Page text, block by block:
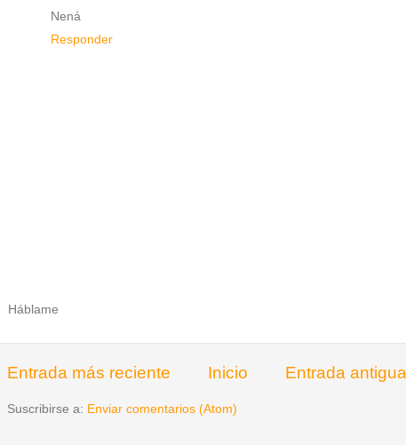
Nená
Responder
Háblame
Entrada más reciente Entrada antigua
Inicio
Suscribirse a: Enviar comentarios (Atom)